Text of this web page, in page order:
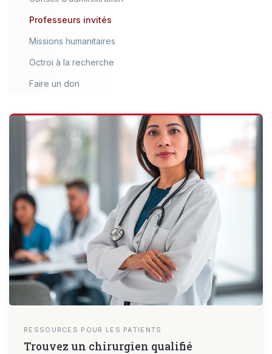
Professeurs invités
Missions humanitaires
Octroi à la recherche
Faire un don
RESSOURCES POUR LES PATIENTS
Trouvez un chirurgien qualifié